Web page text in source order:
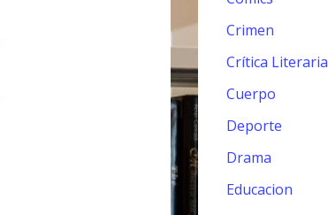
Crimen
Crítica Literaria
Cuerpo
Deporte
Drama
Educacion